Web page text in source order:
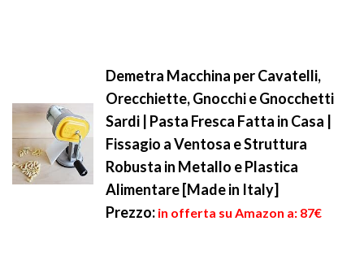
Demetra Macchina per Cavatelli,
Orecchiette, Gnocchi e Gnocchetti
Sardi | Pasta Fresca Fatta in Casa |
Fissagio a Ventosa e Struttura
Robusta in Metallo e Plastica
Alimentare [Made in Italy]
Prezzo: in offerta su Amazon a: 87€